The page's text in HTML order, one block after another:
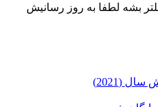
بشه لطفا به روز رسانیش
(2021)